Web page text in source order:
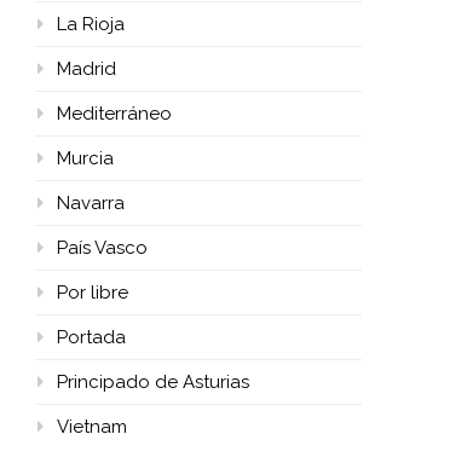
La Rioja
Madrid
Mediterráneo
Murcia
Navarra
País Vasco
Por libre
Portada
Principado de Asturias
Vietnam